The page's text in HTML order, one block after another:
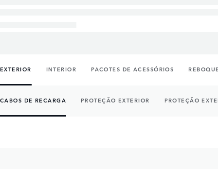
EXTERIOR INTERIOR PACOTES DE ACESSÓRIOS
CABOS DE RECARGA PROTEÇÃO EXTERIOR PROTEÇÃO